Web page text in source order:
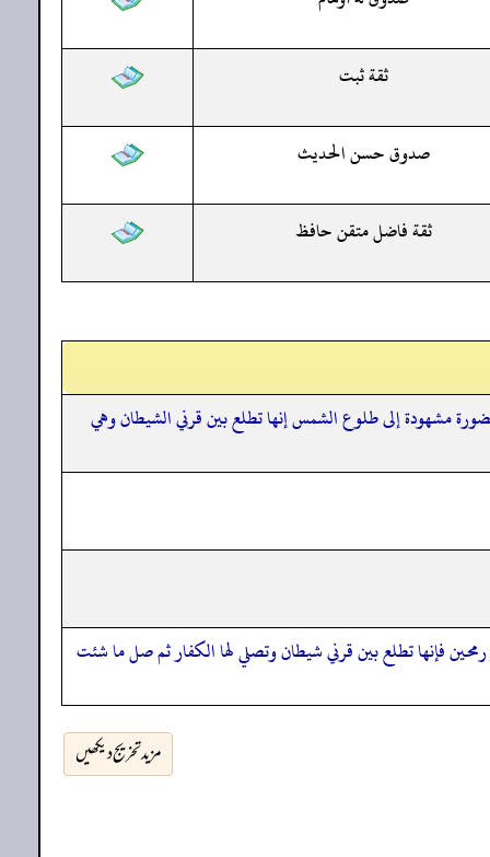
ثقة ثبت
صدوق حسن الحديث
ثقة فاضل متقن حافظ
مشهودة إلى طلوع الشمس إنها تطلع بين قرني الشيطان وهي
فإنها تطلع بين قرني شيطان وتصلي لها الكفار ثم صل ما شئت
مزید تخریج دیکھیں